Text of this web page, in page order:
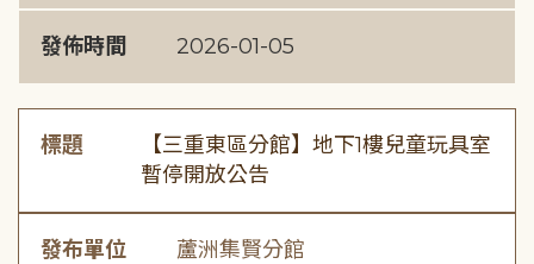
發佈時間 2026-01-05
標題
【三重東區分館】地下1樓兒童玩具室
暫停開放公告
發布單位 蘆洲集賢分館